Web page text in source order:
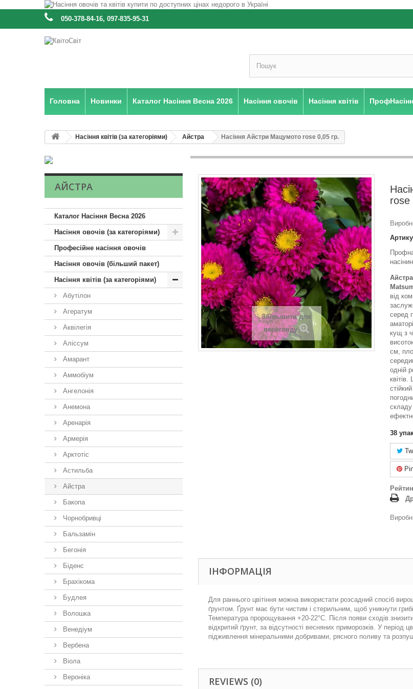
: 050-378-84-16, 097-835-95-31
Головна Новинки Каталог Насіння Весна 2026 Насіння овочів Насіння квітів
Насіння квітів (за категоріями) Айстра Насіння Айстри Мацумото rose 0,05 гр.
АЙСТРА
Каталог Насіння Весна 2026
Насіння овочів (за категоріями)
Професійне насіння овочів
Насіння овочів (більший пакет)
Насіння квітів (за категоріями)
Абутілон
Агератум
Аквілегія
Аліссум
Амарант
Аммобіум
Ангелонія
Анемона
Аренарія
Армерія
Арктотiс
Астильба
Айстра
Бакопа
Чорнобривці
Бальзамін
Бегонія
Біденс
Брахікома
Будлея
Волошка
Венедіум
Вербена
Віола
Вероніка
Збільшити для
перегляду
rose
від
серед
кущ з
см,
одній
складу
38
ІНФОРМАЦІЯ
Для раннього цвітіння можна використати розсадний спосіб
ґрунтом. Ґрунт має бути чистим і стерильним, щоб уникнути
Температура пророщування +20-22°C. Після появи сходів
відкритий ґрунт, за відсутності весняних приморозків. У період
підживлення мінеральними добривами, рясного поливу та
REVIEWS (0)